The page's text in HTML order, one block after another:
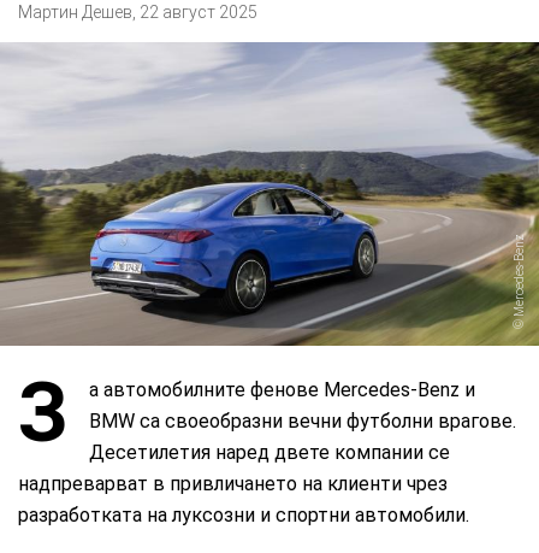
Мартин Дешев 22 август 2025
Mercedes-Benz
З
а автомобилните фенове Mercedes-Benz и
BMW са своеобразни вечни футболни врагове.
Десетилетия наред двете компании се
надпреварват в привличането на клиенти чрез
разработката на луксозни и спортни автомобили.